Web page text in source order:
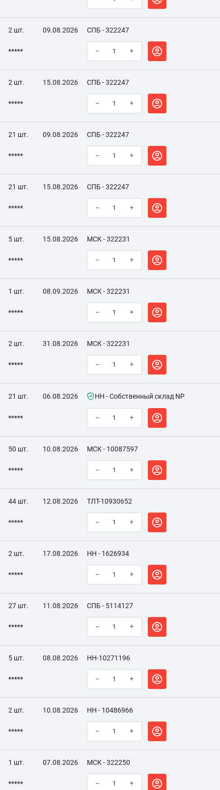
2 шт. 09.08.2026 СПБ - 322247
***** – +
2 шт. 15.08.2026 СПБ - 322247
***** – +
21 шт. 09.08.2026 СПБ - 322247
***** – +
21 шт. 15.08.2026 СПБ - 322247
***** – +
5 шт. 15.08.2026 МСК - 322231
***** – +
1 шт. 08.09.2026 МСК - 322231
***** – +
2 шт. 31.08.2026 МСК - 322231
***** – +
21 шт. 06.08.2026 НН - Собственный склад NP
***** – +
50 шт. 10.08.2026 МСК - 10087597
***** – +
44 шт. 12.08.2026 ТЛТ-10930652
***** – +
2 шт. 17.08.2026 НН - 1626934
***** – +
27 шт. 11.08.2026 СПБ - 5114127
***** – +
5 шт. 08.08.2026 НН-10271196
***** – +
2 шт. 10.08.2026 НН - 10486966
***** – +
1 шт. 07.08.2026 МСК - 322250
***** – +